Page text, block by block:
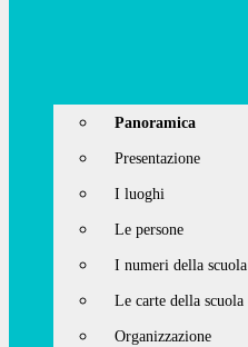
Panoramica
Presentazione
I luoghi
Le persone
I numeri della scuola
Le carte della scuola
Organizzazione